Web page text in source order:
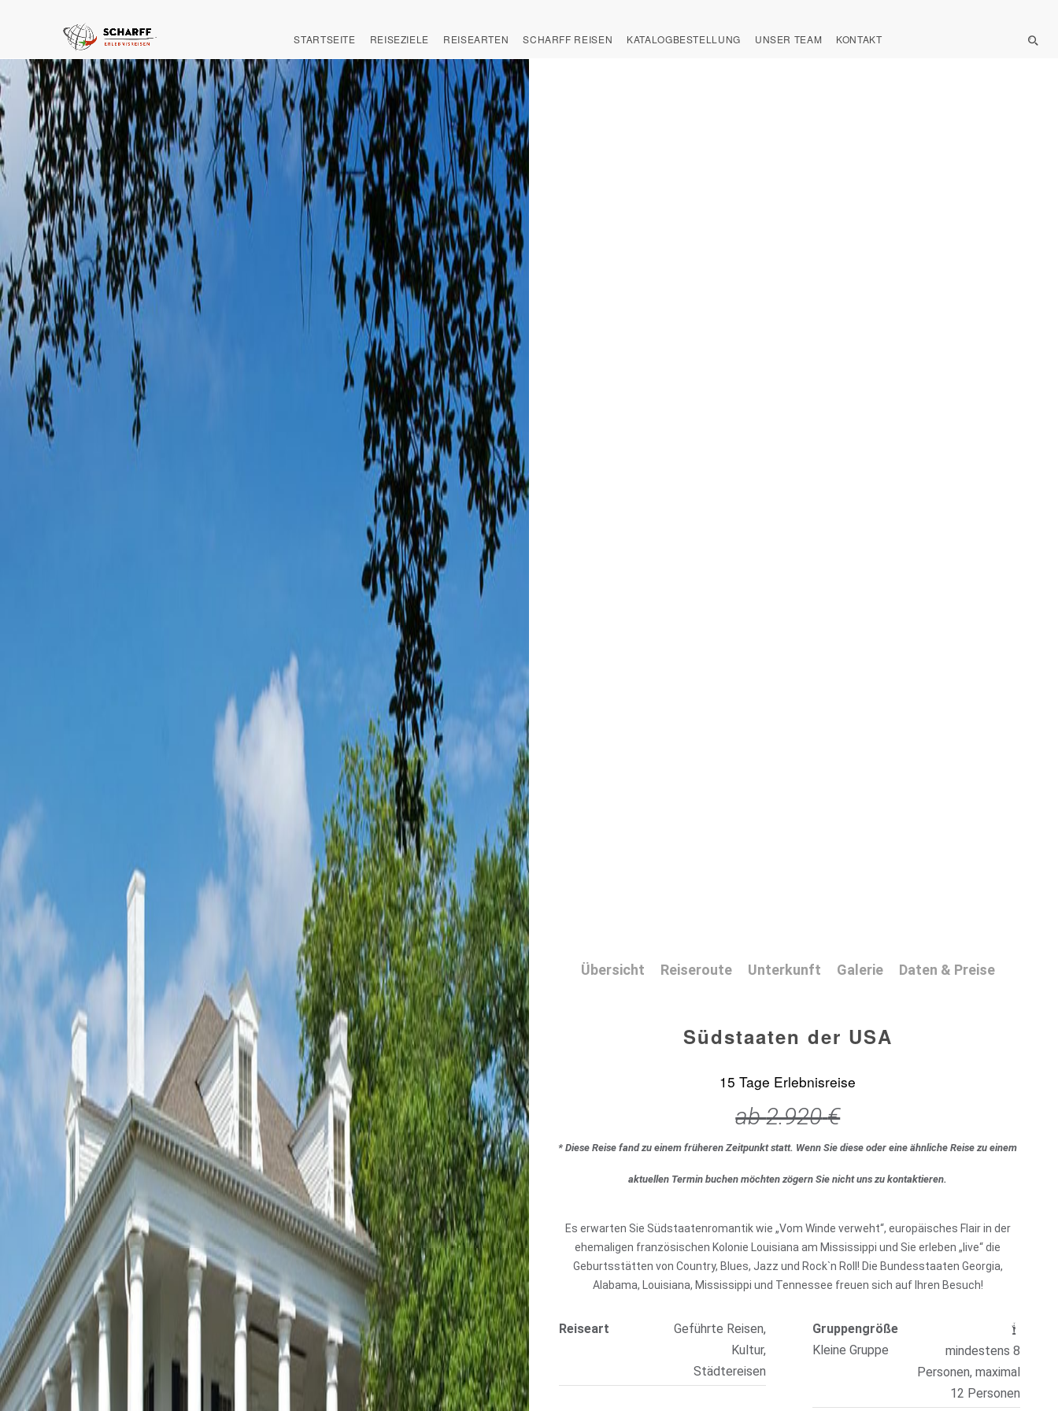
STARTSEITE REISEZIELE REISEARTEN SCHARFF REISEN KATALOGBESTELLUNG UNSER TEAM KONTAKT
Übersicht Reiseroute Unterkunft Galerie Daten & Preise
Südstaaten der USA
15 Tage Erlebnisreise
ab2.920 €
* Diese Reise fand zu einem früheren Zeitpunkt statt. Wenn Sie diese oder eine ähnliche Reise zu einem
aktuellen Termin buchen möchten zögern Sie nicht uns zu kontaktieren.
Es erwarten Sie Südstaatenromantik wie „Vom Winde verweht“, europäisches Flair in der
ehemaligen französischen Kolonie Louisiana am Mississippi und Sie erleben „live“ die
Geburtsstätten von Country, Blues, Jazz und Rock`n Roll! Die Bundesstaaten Georgia,
Alabama, Louisiana, Mississippi und Tennessee freuen sich auf Ihren Besuch!
Reiseart
Geführte Reisen,
Kultur,
Städtereisen
Gruppengröße
Kleine Gruppe
mindestens 8
Personen, maximal
12 Personen